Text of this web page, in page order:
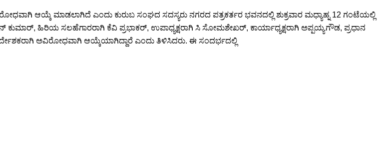
ಆಯ್ಕೆ ಮಾಡಲಾಗಿದೆ ಎಂದು ಕುರುಬ ಸಂಘದ ಸದಸ್ಯರು ನಗರದ ಪತ್ರಕರ್ತರ ಭವನದಲ್ಲಿ ಶುಕ್ರವಾರ ಮಧ್ಯಾಹ್ನ 12 ಗಂಟೆಯಲ್ಲಿ
ಕುಮಾರ್, ಹಿರಿಯ ಸಲಹೆಗಾರರಾಗಿ ಕೆವಿ ಪ್ರಭಾಕರ್, ಉಪಾಧ್ಯಕ್ಷರಾಗಿ ಸಿ ಸೋಮಶೇಖರ್, ಕಾರ್ಯಾಧ್ಯಕ್ಷರಾಗಿ ಅಪ್ಪಯ್ಯಗೌಡ, ಪ್ರಧಾನ
ಅವಿರೋಧವಾಗಿ ಆಯ್ಕೆಯಾಗಿದ್ದಾರೆ ಎಂದು ತಿಳಿಸಿದರು. ಈ ಸಂದರ್ಭದಲ್ಲಿ